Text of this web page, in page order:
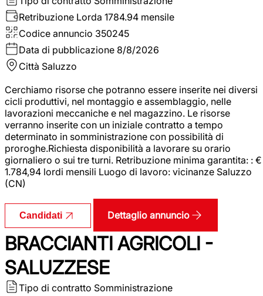
Retribuzione Lorda 1784.94 mensile
Codice annuncio 350245
Data di pubblicazione 8/8/2026
Città Saluzzo
Cerchiamo risorse che potranno essere inserite nei diversi
cicli produttivi, nel montaggio e assemblaggio, nelle
lavorazioni meccaniche e nel magazzino. Le risorse
verranno inserite con un iniziale contratto a tempo
determinato in somministrazione con possibilità di
proroghe.Richiesta disponibilità a lavorare su orario
giornaliero o sui tre turni. Retribuzione minima garantita: : €
1.784,94 lordi mensili Luogo di lavoro: vicinanze Saluzzo
(CN)
Candidati Dettaglio annuncio
BRACCIANTI AGRICOLI -
SALUZZESE
Tipo di contratto Somministrazione